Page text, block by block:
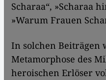
Scharaa“, »Scharaa
»Warum Frauen
In solchen Beiträgen
Metamorphose des
heroischen Erlöser